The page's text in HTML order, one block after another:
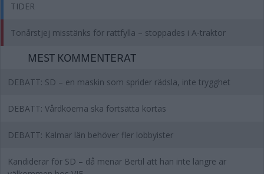
TIDER
Tonårstjej misstänks för rattfylla – stoppades i A-traktor
MEST KOMMENTERAT
DEBATT: SD – en maskin som sprider rädsla, inte trygghet
DEBATT: Vårdköerna ska fortsätta kortas
DEBATT: Kalmar län behöver fler lobbyister
Kandiderar för SD – då menar Bertil att han inte längre är